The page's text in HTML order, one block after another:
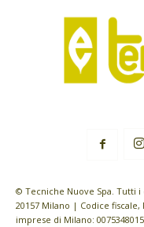
© Tecniche Nuove Spa. Tutti
20157 Milano | Codice
imprese di Milano: